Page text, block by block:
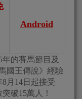
Android
的賽馬節目及
國王傳說》經驗
月14日起接受
破15萬人！